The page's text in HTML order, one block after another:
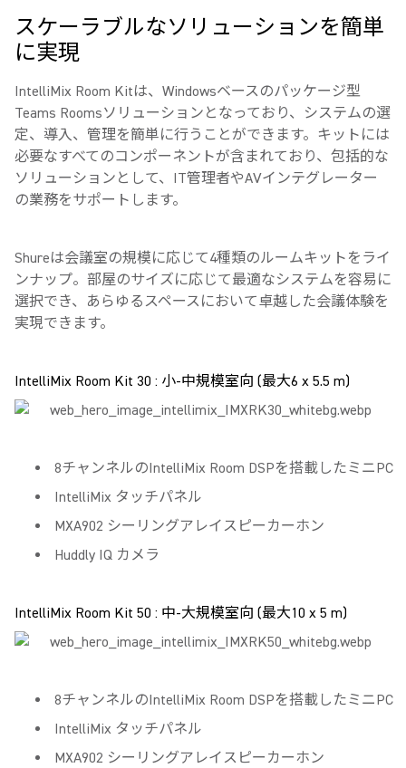
スケーラブルなソリューションを簡単
に実現
IntelliMix Room Kitは、Windowsベースのパッケージ型
Teams Roomsソリューションとなっており、システムの選
定、導入、管理を簡単に行うことができます。キットには
必要なすべてのコンポーネントが含まれており、包括的な
ソリューションとして、IT管理者やAVインテグレーター
の業務をサポートします。
Shureは会議室の規模に応じて4種類のルームキットをライ
ンナップ。部屋のサイズに応じて最適なシステムを容易に
選択でき、あらゆるスペースにおいて卓越した会議体験を
実現できます。
IntelliMix Room Kit 30 : 小‐中規模室向 (最大6 x 5.5 m)
8チャンネルのIntelliMix Room DSPを搭載したミニPC
IntelliMix タッチパネル
MXA902 シーリングアレイスピーカーホン
Huddly IQ カメラ
IntelliMix Room Kit 50 : 中‐大規模室向 (最大10 x 5 m)
8チャンネルのIntelliMix Room DSPを搭載したミニPC
IntelliMix タッチパネル
MXA902 シーリングアレイスピーカーホン